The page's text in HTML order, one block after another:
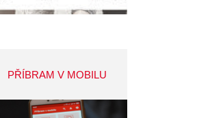
PŘÍBRAM V MOBILU